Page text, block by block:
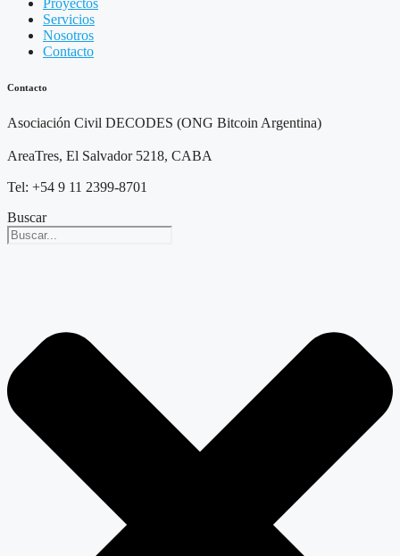
Proyectos
Servicios
Nosotros
Contacto
Contacto
Asociación Civil DECODES (ONG Bitcoin Argentina)
AreaTres, El Salvador 5218, CABA
Tel: +54 9 11 2399-8701
Buscar